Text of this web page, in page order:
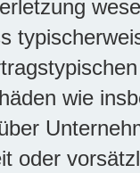
wie
oder